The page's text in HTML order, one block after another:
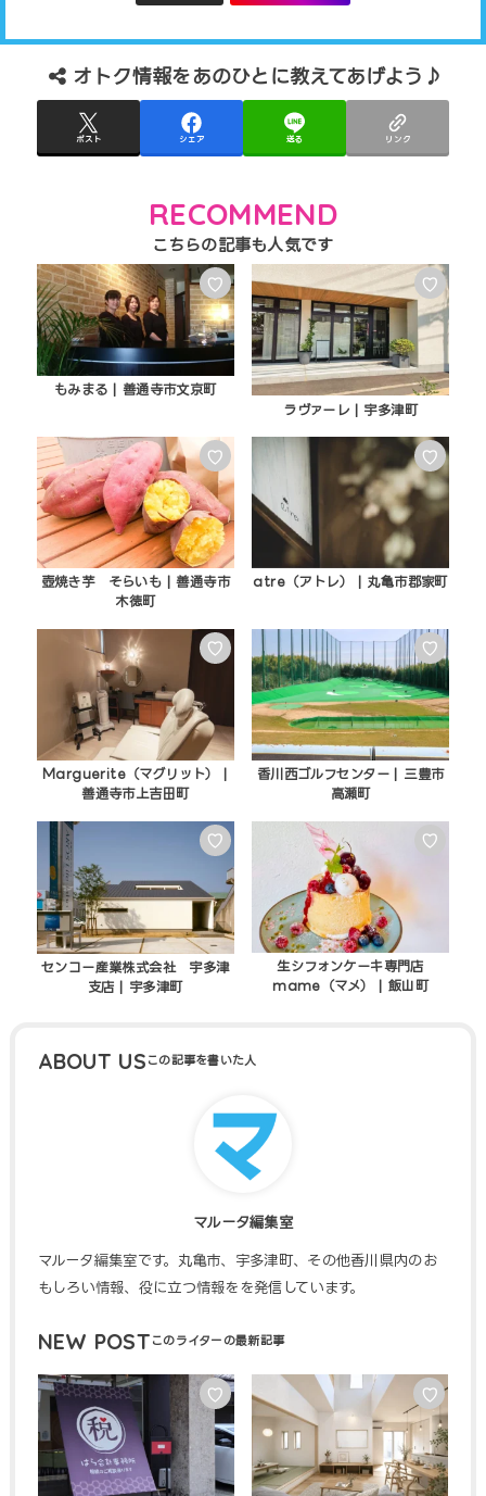
オトク情報をあのひとに教えてあげよう♪
ポスト シェア 送る リンク
RECOMMEND
♡
もみまる | 善通寺市文京町
♡
ラヴァーレ | 宇多津町
♡
壺焼き芋 そらいも | 善通寺市
木徳町
♡
atre（アトレ） | 丸亀市郡家町
♡
Marguerite（マグリット） |
善通寺市上吉田町
♡
香川西ゴルフセンター | 三豊市
高瀬町
♡
センコー産業株式会社 宇多津
支店 | 宇多津町
♡
生シフォンケーキ専門店
mame（マメ） | 飯山町
ABOUT US
マルータ編集室
マルータ編集室です。丸亀市、宇多津町、その他香川県内のお
もしろい情報、役に立つ情報をを発信しています。
NEW POST
♡ ♡